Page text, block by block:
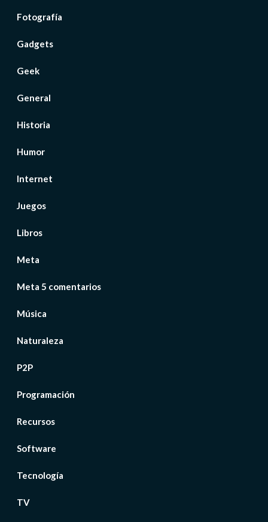
Fotografía
Gadgets
Geek
General
Historia
Humor
Internet
Juegos
Libros
Meta
Meta 5 comentarios
Música
Naturaleza
P2P
Programación
Recursos
Software
Tecnología
TV